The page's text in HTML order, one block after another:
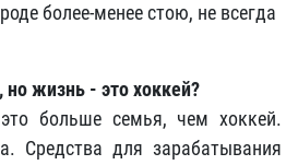
более-менее стою, не всегда
жизнь - это хоккей?
больше семья, чем хоккей.
Средства для зарабатывания